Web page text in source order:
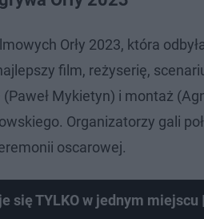
Orły 2023, która
film, reżyserię,
Mykietyn) i montaż
Organizatorzy gali
oscarowej.
się TYLKO w jednym miejscu